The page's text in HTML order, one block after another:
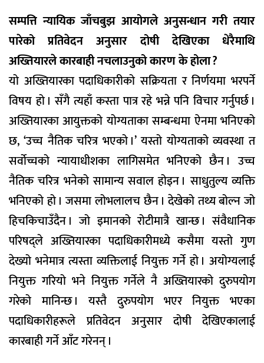
सम्पत्ति न्यायिक जाँचबुझ आयोगले अनुसन्धान गरी तयार
पारेको प्रतिवेदन अनुसार दोषी देखिएका धेरैमाथि
अख्तियारले कारबाही नचलाउनुको कारण के होला ?
यो अख्तियारका पदाधिकारीको सक्रियता र निर्णयमा भरपर्ने
विषय हो । सँगै त्यहाँ कस्ता पात्र रहे भन्ने पनि विचार गर्नुपर्छ ।
अख्तियारका आयुक्तको योग्यताका सम्बन्धमा ऐनमा भनिएको
छ, ‘उच्च नैतिक चरित्र भएको ।’ यस्तो योग्यताको व्यवस्था त
सर्वाेच्चको न्यायाधीशका लागिसमेत भनिएको छैन । उच्च
नैतिक चरित्र भनेको सामान्य सवाल होइन । साधुतुल्य व्यक्ति
भनिएको हो । जसमा लोभलालच छैन । देखेको तथ्य बोल्न जो
हिचकिचाउँदैन । जो इमानको रोटीमात्रै खान्छ । संवैधानिक
परिषद्ले अख्तियारका पदाधिकारीमध्ये कसैमा यस्तो गुण
देख्यो भनेमात्र त्यस्ता व्यक्तिलाई नियुक्त गर्ने हो । अयोग्यलाई
नियुक्त गरियो भने नियुक्त गर्नेले नै अख्तियारको दुरुपयोग
गरेको मानिन्छ । यस्तै दुरुपयोग भएर नियुक्त भएका
पदाधिकारीहरूले प्रतिवेदन अनुसार दोषी देखिएकालाई
कारबाही गर्ने आँट गरेनन् ।